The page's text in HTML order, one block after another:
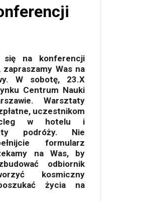
się na konferencji
Was na
W sobotę, 23.X
Centrum Nauki
Warsztaty
uczestnikom
w hotelu i
podróży. Nie
formularz
na Was, by
odbiornik
kosmiczny
życia na